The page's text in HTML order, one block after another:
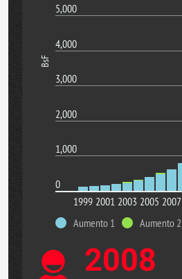
5,000
4,000
3,000
2,000
1,000
0
1999 2001 2003 2005 2007
BsF
Aumento 1 Aumento 2
2008